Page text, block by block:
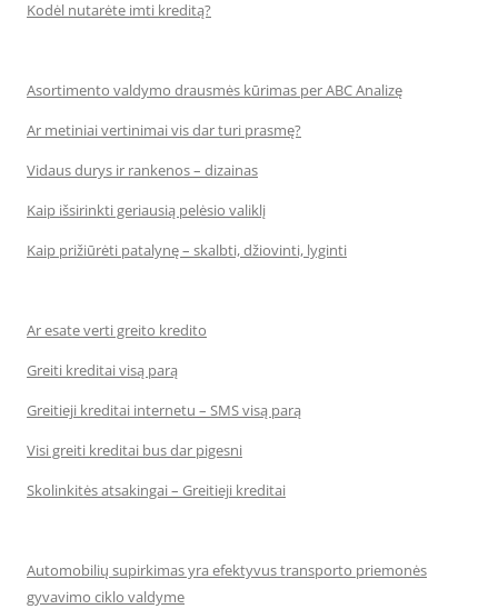
Kodėl nutarėte imti kreditą?
Asortimento valdymo drausmės kūrimas per ABC Analizę
Ar metiniai vertinimai vis dar turi prasmę?
Vidaus durys ir rankenos – dizainas
Kaip išsirinkti geriausią pelėsio valiklį
Kaip prižiūrėti patalynę – skalbti, džiovinti, lyginti
Ar esate verti greito kredito
Greiti kreditai visą parą
Greitieji kreditai internetu – SMS visą parą
Visi greiti kreditai bus dar pigesni
Skolinkitės atsakingai – Greitieji kreditai
Automobilių supirkimas yra efektyvus transporto priemonės
gyvavimo ciklo valdyme